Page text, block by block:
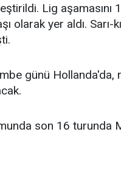
Lig aşamasını
olarak yer aldı. Sarı-
günü Hollanda'da,
son 16 turunda